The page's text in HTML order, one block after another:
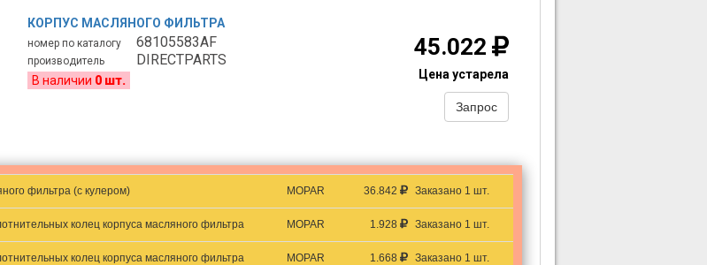
КОРПУС МАСЛЯНОГО ФИЛЬТРА
номер по каталогу 68105583AF
производитель DIRECTPARTS
В наличии 0 шт.
45.022
Цена устарела
Запрос
фильтра (с кулером) MOPAR 36.842 Заказано 1 шт.
колец корпуса масляного фильтра MOPAR 1.928 Заказано 1 шт.
колец корпуса масляного фильтра MOPAR 1.668 Заказано 1 шт.